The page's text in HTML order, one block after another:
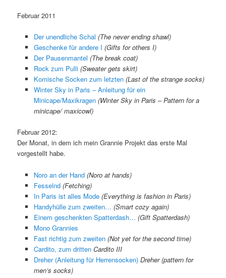
Februar 2011
Der unendliche Schal (The never ending shawl)
Geschenke für andere I (Gifts for others I)
Der Pausenmantel (The break coat)
Rock zum Pulli (Sweater gets skirt)
Komische Socken zum letzten (Last of the strange socks)
Winter Sky in Paris – Anleitung für ein
Minicape/Maxikragen (Winter Sky in Paris – Pattern for a
minicape/ maxicowl)
Februar 2012:
Der Monat, in dem ich mein Grannie Projekt das erste Mal
vorgestellt habe.
Noro an der Hand (Noro at hands)
Fesselnd (Fetching)
In Paris ist alles Mode (Everything is fashion in Paris)
Handyhülle zum zweiten… (Smart cozy again)
Einem geschenkten Spatterdash… (Gift Spatterdash)
Mono Grannies
Fast richtig zum zweiten (Not yet for the second time)
Cardito, zum dritten Cardito III
Dreher (Anleitung für Herrensocken) Dreher (pattern for
men’s socks)